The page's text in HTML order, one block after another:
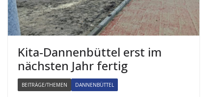
Kita-Dan­nen­büt­tel erst im
nächs­ten Jahr fertig
BEITRÄGE/THEMEN DANNENBÜTTEL